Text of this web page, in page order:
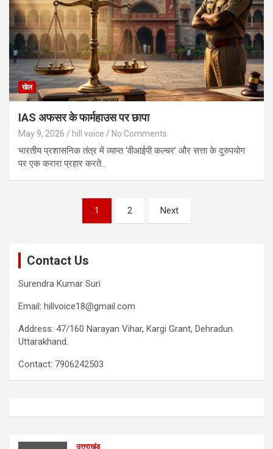
खेल
IAS अफसर के फार्महाउस पर छापा
May 9, 2026 hill voice No Comments
भारतीय प्रशासनिक तंत्र में व्याप्त ‘वीआईपी कल्चर’ और सत्ता के दुरुपयोग
पर एक करारा प्रहार करते…
1 2 Next
Contact Us
Surendra Kumar Suri
Email: hillvoice18@gmail.com
Address: 47/160 Narayan Vihar, Kargi Grant, Dehradun.
Uttarakhand.
Contact: 7906242503
उत्तराखंड